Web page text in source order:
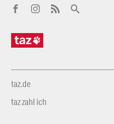
taz.de
taz zahl ich